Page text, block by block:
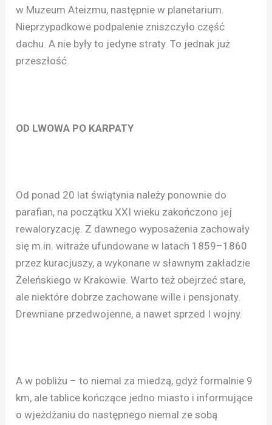
w Muzeum Ateizmu, następnie w planetarium.
Nieprzypadkowe podpalenie zniszczyło część
dachu. A nie były to jedyne straty. To jednak już
przeszłość.
OD LWOWA PO KARPATY
Od ponad 20 lat świątynia należy ponownie do
parafian, na początku XXI wieku zakończono jej
rewaloryzację. Z dawnego wyposażenia zachowały
się m.in. witraże ufundowane w latach 1859–1860
przez kuracjuszy, a wykonane w sławnym zakładzie
Żeleńskiego w Krakowie. Warto też obejrzeć stare,
ale niektóre dobrze zachowane wille i pensjonaty.
Drewniane przedwojenne, a nawet sprzed I wojny.
A w pobliżu – to niemal za miedzą, gdyż formalnie 9
km, ale tablice kończące jedno miasto i informujące
o wjeżdżaniu do następnego niemal ze sobą